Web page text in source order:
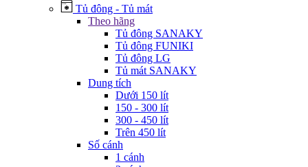
Tủ đông - Tủ mát
Theo hãng
Tủ đông SANAKY
Tủ đông FUNIKI
Tủ đông LG
Tủ mát SANAKY
Dung tích
Dưới 150 lít
150 - 300 lít
300 - 450 lít
Trên 450 lít
Số cánh
1 cánh